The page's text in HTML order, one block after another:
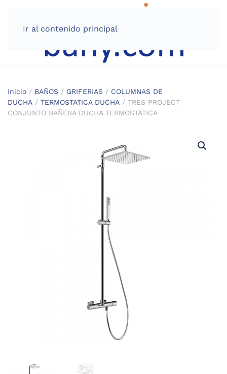
Ir al contenido principal
Inicio / BAÑOS / GRIFERIAS / COLUMNAS DE
DUCHA / TERMOSTATICA DUCHA / TRES PROJECT
CONJUNTO BAÑERA DUCHA TERMOSTATICA